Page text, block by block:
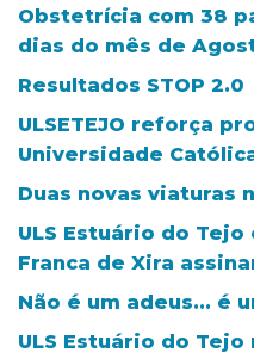
Obstetrícia com 38
dias do mês de
Resultados STOP 2.0
ULSETEJO reforça
Universidade
Duas novas viaturas
ULS Estuário do
Franca de Xira
Não é um adeus... é
ULS Estuário do